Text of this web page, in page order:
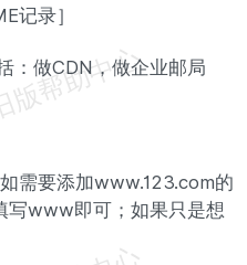
记录］
：做CDN，做企业邮局
需要添加www.123.com的
写www即可；如果只是想